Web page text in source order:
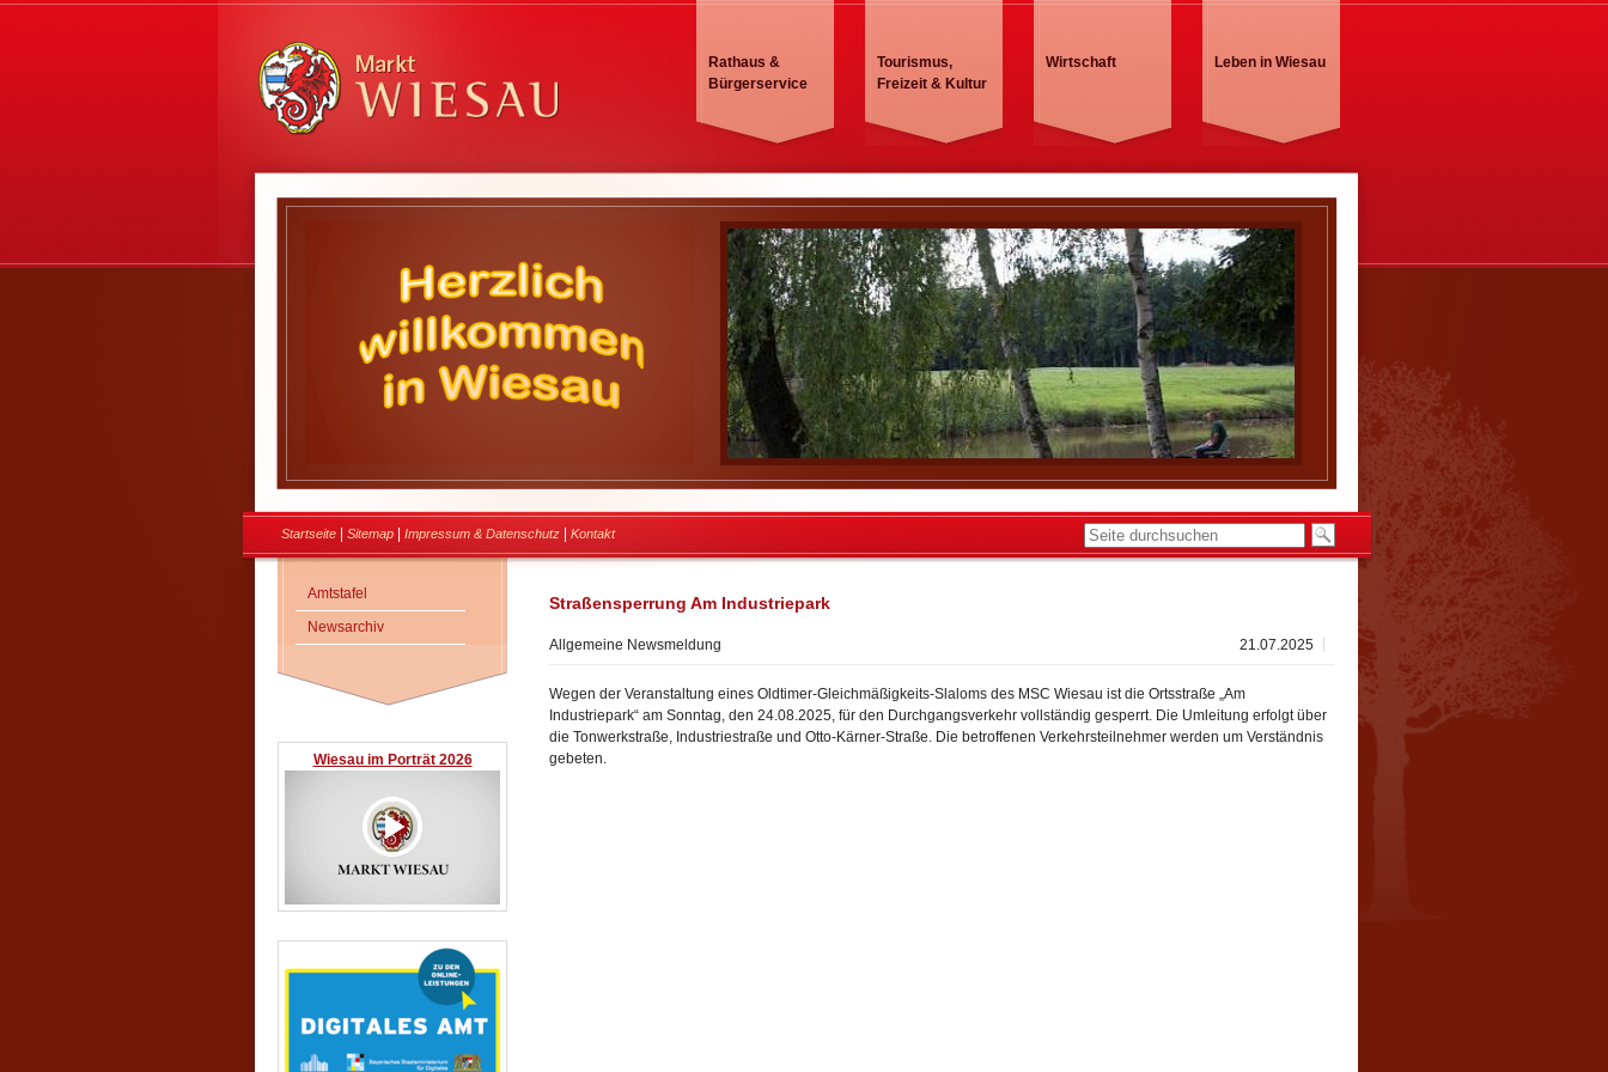
Rathaus &
Bürgerservice
Tourismus,
Freizeit & Kultur
Wirtschaft Leben in Wiesau
Startseite Sitemap Impressum & Datenschutz Kontakt
Straßensperrung Am Industriepark
21.07.2025
Allgemeine Newsmeldung
Wegen der Veranstaltung eines Oldtimer-Gleichmäßigkeits-Slaloms des MSC Wiesau ist die Ortsstraße „Am
Industriepark“ am Sonntag, den 24.08.2025, für den Durchgangsverkehr vollständig gesperrt. Die Umleitung erfolgt über
die Tonwerkstraße, Industriestraße und Otto-Kärner-Straße. Die betroffenen Verkehrsteilnehmer werden um Verständnis
gebeten.
Amtstafel
Newsarchiv
Wiesau im Porträt 2026